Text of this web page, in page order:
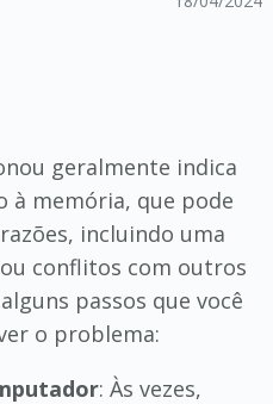
geralmente indica
à memória, que pode
incluindo uma
conflitos com outros
passos que você
o problema:
: Às vezes,